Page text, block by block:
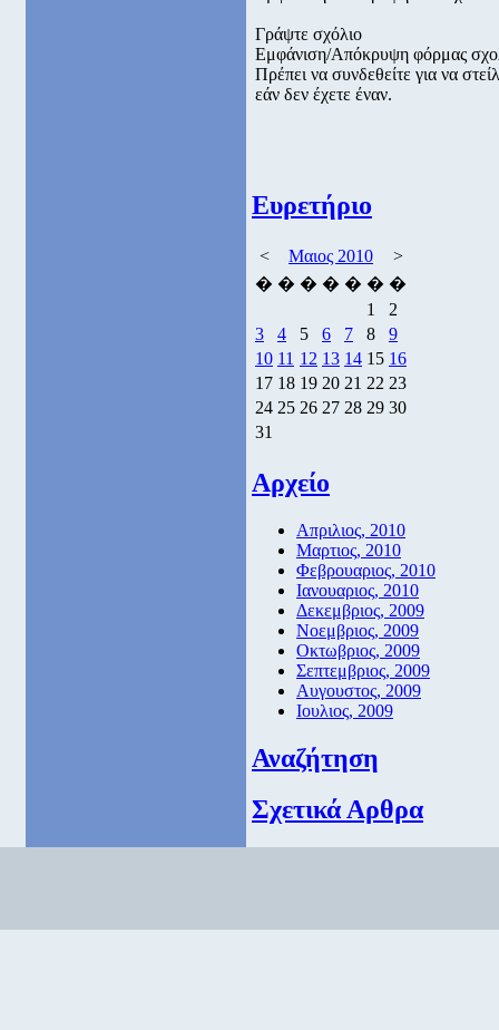
Γράψτε σχόλιο
Εμφάνιση/Απόκρυψη φόρμας
Πρέπει να συνδεθείτε για να
εάν δεν έχετε έναν.
Ευρετήριο
< Μαιος 2010
>
� � � � � � �
1
2
3
4 5 6 7 8
9
10 11 12 13 14 15 16
17 18 19 20 21 22 23
24 25 26 27 28 29 30
31
Αρχείο
Απριλιος, 2010
Μαρτιος, 2010
Φεβρουαριος, 2010
Ιανουαριος, 2010
Δεκεμβριος, 2009
Νοεμβριος, 2009
Οκτωβριος, 2009
Σεπτεμβριος, 2009
Αυγουστος, 2009
Ιουλιος, 2009
Αναζήτηση
Σχετικά Αρθρα